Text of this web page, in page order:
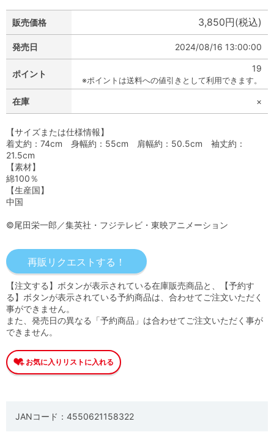
販売価格 3,850円(税込)
発売日 2024/08/16 13:00:00
ポイント
19
※ポイントは送料への値引きとして利用できます。
在庫 ×
【サイズまたは仕様情報】
着丈約：74cm 身幅約：55cm 肩幅約：50.5cm 袖丈約：
21.5cm
【素材】
綿100％
【生産国】
中国
©尾田栄一郎／集英社・フジテレビ・東映アニメーション
【注文する】ボタンが表示されている在庫販売商品と、【予約す
る】ボタンが表示されている予約商品は、合わせてご注文いただく
事ができません。
また、発売日の異なる「予約商品」は合わせてご注文いただく事が
できません。
JANコード：4550621158322